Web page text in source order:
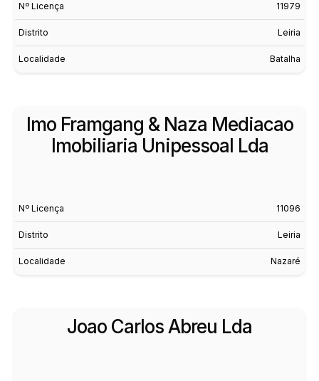
Nº Licença 11979
Distrito Leiria
Localidade Batalha
Imo Framgang & Naza Mediacao
Imobiliaria Unipessoal Lda
Nº Licença 11096
Distrito Leiria
Localidade Nazaré
Joao Carlos Abreu Lda